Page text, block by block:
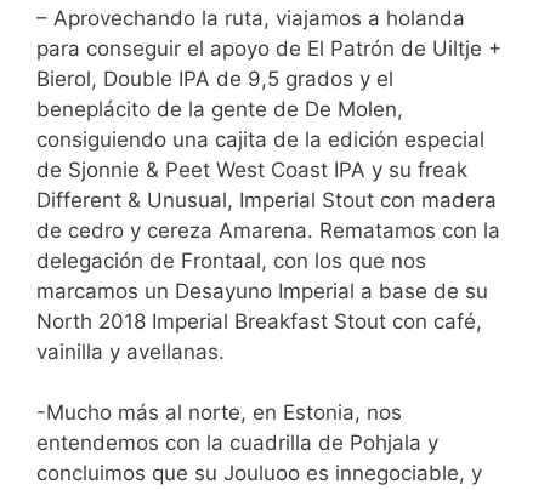
– Aprovechando la ruta, viajamos a holanda
para conseguir el apoyo de El Patrón de Uiltje +
Bierol, Double IPA de 9,5 grados y el
beneplácito de la gente de De Molen,
consiguiendo una cajita de la edición especial
de Sjonnie & Peet West Coast IPA y su freak
Different & Unusual, Imperial Stout con madera
de cedro y cereza Amarena. Rematamos con la
delegación de Frontaal, con los que nos
marcamos un Desayuno Imperial a base de su
North 2018 Imperial Breakfast Stout con café,
vainilla y avellanas.
-Mucho más al norte, en Estonia, nos
entendemos con la cuadrilla de Pohjala y
concluimos que su Jouluoo es innegociable, y